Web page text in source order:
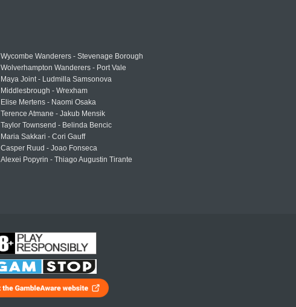
Wycombe Wanderers - Stevenage Borough
Wolverhampton Wanderers - Port Vale
Maya Joint - Ludmilla Samsonova
Middlesbrough - Wrexham
Elise Mertens - Naomi Osaka
Terence Atmane - Jakub Mensik
Taylor Townsend - Belinda Bencic
Maria Sakkari - Cori Gauff
Casper Ruud - Joao Fonseca
Alexei Popyrin - Thiago Augustin Tirante